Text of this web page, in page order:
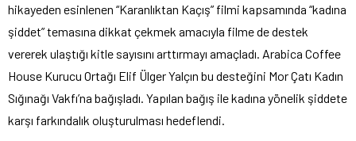
hikayeden esinlenen “Karanlıktan Kaçış” filmi kapsamında “kadına
şiddet” temasına dikkat çekmek amacıyla filme de destek
vererek ulaştığı kitle sayısını arttırmayı amaçladı. Arabica Coffee
House Kurucu Ortağı Elif Ülger Yalçın bu desteğini Mor Çatı Kadın
Sığınağı Vakfı’na bağışladı. Yapılan bağış ile kadına yönelik şiddete
karşı farkındalık oluşturulması hedeflendi.